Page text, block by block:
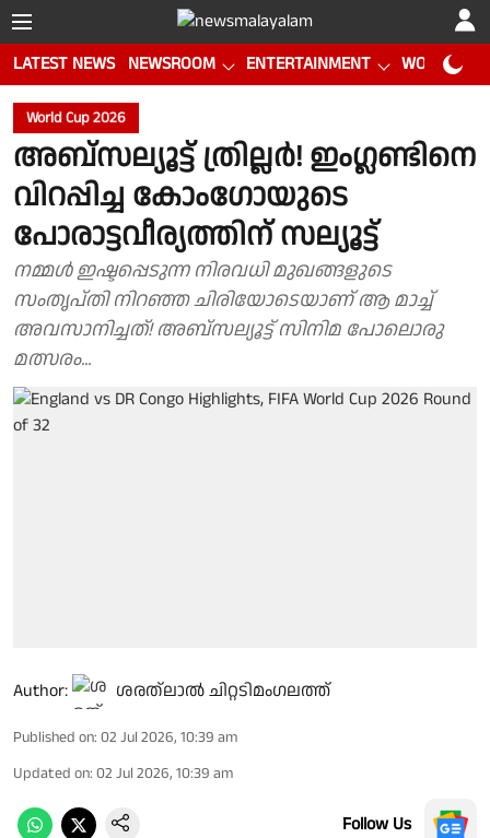
LATEST NEWS NEWSROOM ENTERTAINMENT WORLD CUP
World Cup 2026
അബ്‌സല്യൂട്ട് ത്രില്ലർ! ഇംഗ്ലണ്ടിനെ
വിറപ്പിച്ച കോംഗോയുടെ
പോരാട്ടവീര്യത്തിന് സല്യൂട്ട്
നമ്മൾ ഇഷ്ടപ്പെടുന്ന നിരവധി മുഖങ്ങളുടെ
സംതൃപ്തി നിറഞ്ഞ ചിരിയോടെയാണ് ആ മാച്ച്
അവസാനിച്ചത്! അബ്സല്യൂട്ട് സിനിമ പോലൊരു
മത്സരം...
Author: ശരത്‌ലാൽ ചിറ്റടിമംഗലത്ത്
Published on: 02 Jul 2026, 10:39 am
Updated on: 02 Jul 2026, 10:39 am
Follow Us